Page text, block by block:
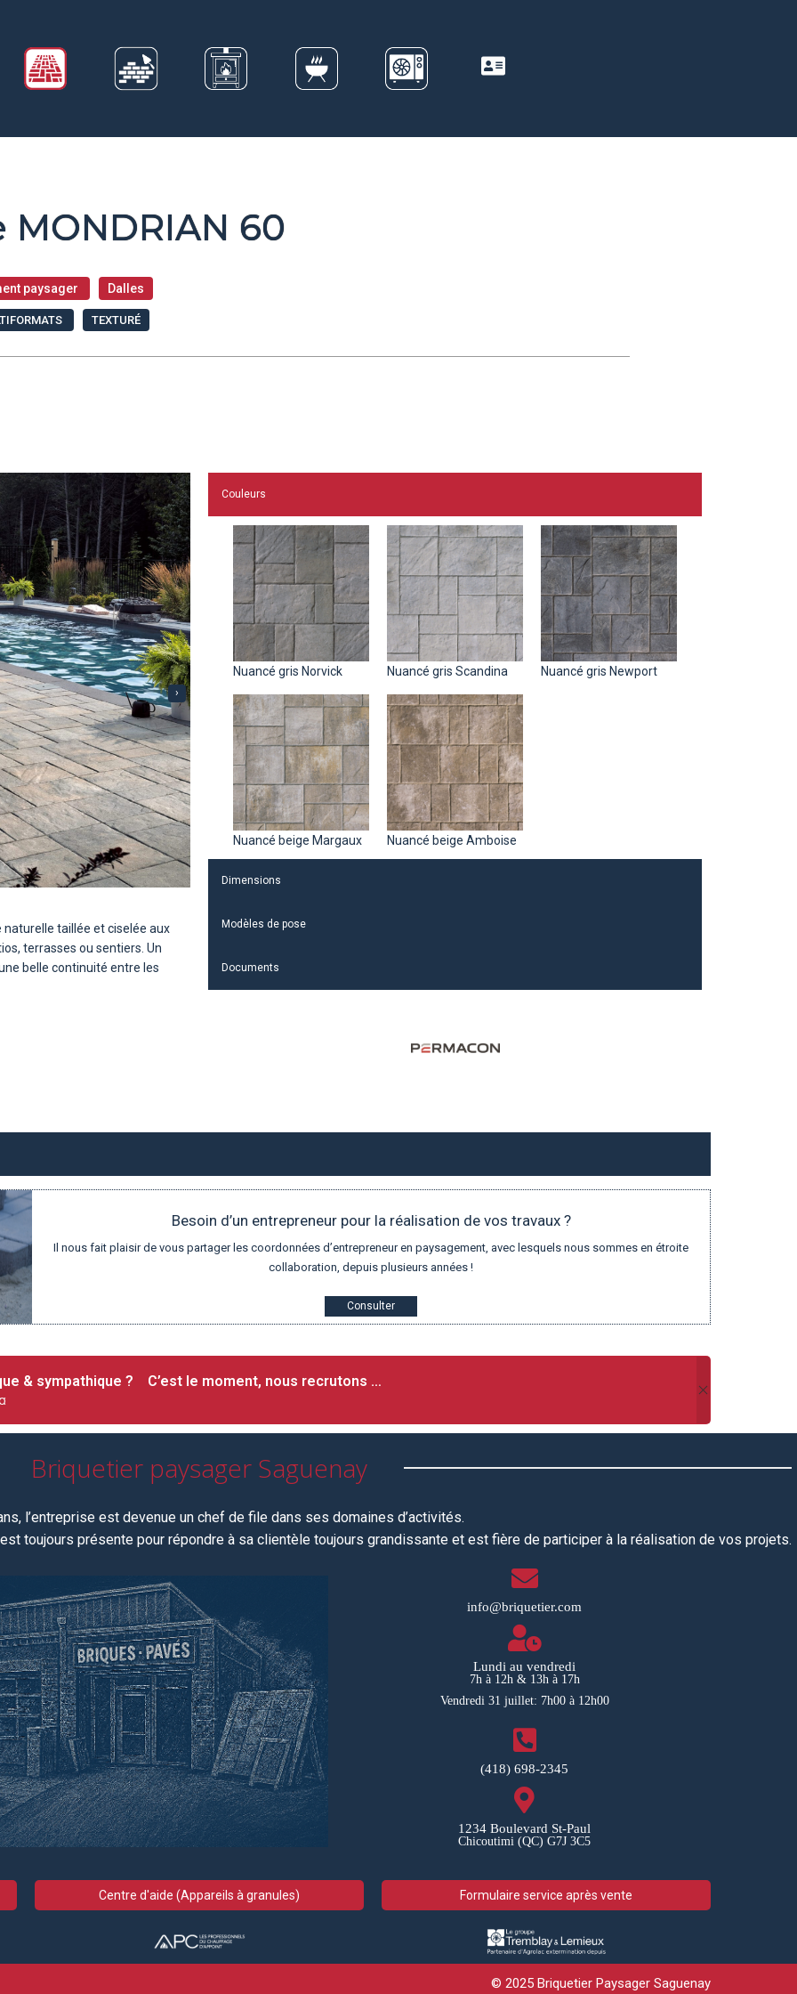
MONDRIAN 60
paysager Dalles
TEXTURÉ
›
taillée et ciselée aux
terrasses ou sentiers. Un
belle continuité entre les
Couleurs
Nuancé gris Norvick
Nuancé beige Margaux
Nuancé gris Scandina
Nuancé beige Amboise
Nuancé gris Newport
Dimensions
Modèles de pose
Documents
Besoin d’un entrepreneur pour la réalisation de vos travaux ?
Il nous fait plaisir de vous partager les coordonnées d’entrepreneur en paysagement, avec lesquels nous sommes en étroite
collaboration, depuis plusieurs années !
Consulter
& sympathique ? C’est le moment, nous recrutons …
Briquetier paysager Saguenay
l’entreprise est devenue un chef de file dans ses domaines d’activités.
est toujours présente pour répondre à sa clientèle toujours grandissante et est fière de participer à la réalisation de vos projets.
info@briquetier.com
Lundi au vendredi
7h à 12h & 13h à 17h
Vendredi 31 juillet: 7h00 à 12h00
(418) 698-2345
1234 Boulevard St-Paul
Chicoutimi (QC) G7J 3C5
Centre d'aide (Appareils à granules) Formulaire service après vente
© 2025 Briquetier Paysager Saguenay